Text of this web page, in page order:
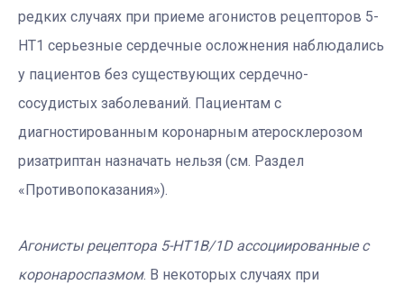
редких случаях при приеме агонистов рецепторов 5-
HT1 серьезные сердечные осложнения наблюдались
у пациентов без существующих сердечно-
сосудистых заболеваний. Пациентам с
диагностированным коронарным атеросклерозом
ризатриптан назначать нельзя (см. Раздел
«Противопоказания»).
Агонисты рецептора 5-HT1B/1D ассоциированные с
коронароспазмом. В некоторых случаях при